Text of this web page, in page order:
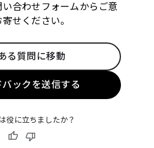
合わせフォームからご意
せください。
る質問に移動
バックを送信する
役に立ちましたか？